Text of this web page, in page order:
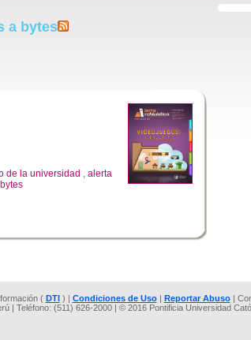
a bytes
de la universidad , alerta
( DTI) | Condiciones de Uso| Reportar Abuso|
| Teléfono: (511) 626-2000 | © 2016 Pontificia Universidad